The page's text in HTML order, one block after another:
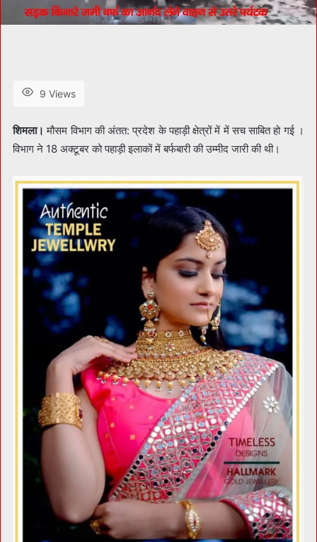
9 Views
शिमला। मौसम विभाग की अंतत: प्रदेश के पहाड़ी क्षेत्रों में में सच साबित हो गई ।
विभाग ने 18 अक्टूबर को पहाड़ी इलाकों में बर्फबारी की उम्मीद जारी की थी।